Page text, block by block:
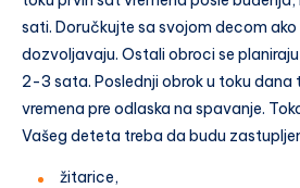
sati. Doručkujte sa svojom decom
dozvoljavaju. Ostali obroci se
2-3 sata. Poslednji obrok u toku dana
vremena pre odlaska na spavanje.
Vašeg deteta treba da budu
žitarice,